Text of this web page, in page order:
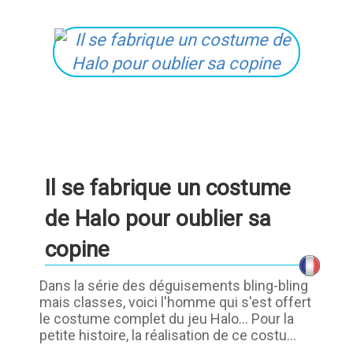
Il se fabrique un costume
de Halo pour oublier sa
copine
Dans la série des déguisements bling-bling
mais classes, voici l'homme qui s'est offert
le costume complet du jeu Halo... Pour la
petite histoire, la réalisation de ce costu...